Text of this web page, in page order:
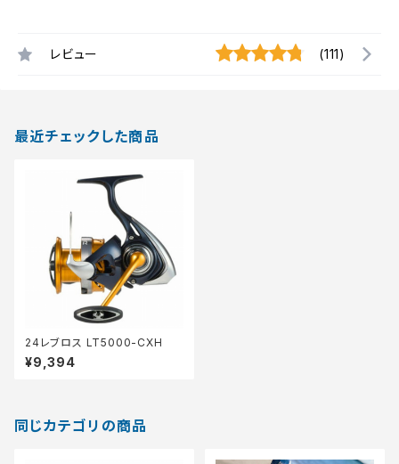
レビュー (111)
最近チェックした商品
24レブロス LT5000-CXH
¥9,394
同じカテゴリの商品